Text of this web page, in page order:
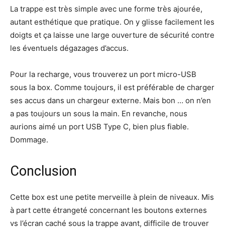
La trappe est très simple avec une forme très ajourée,
autant esthétique que pratique. On y glisse facilement les
doigts et ça laisse une large ouverture de sécurité contre
les éventuels dégazages d’accus.
Pour la recharge, vous trouverez un port micro-USB
sous la box. Comme toujours, il est préférable de charger
ses accus dans un chargeur externe. Mais bon … on n’en
a pas toujours un sous la main. En revanche, nous
aurions aimé un port USB Type C, bien plus fiable.
Dommage.
Conclusion
Cette box est une petite merveille à plein de niveaux. Mis
à part cette étrangeté concernant les boutons externes
vs l’écran caché sous la trappe avant, difficile de trouver